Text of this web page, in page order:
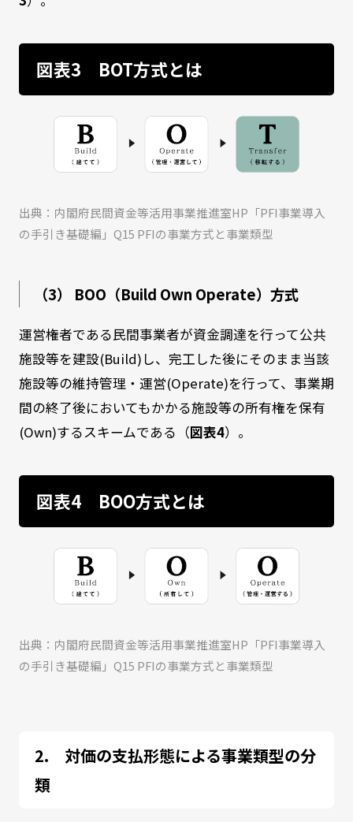
図表3 BOT方式とは
出典：内閣府民間資金等活用事業推進室HP「PFI事業導入
の手引き基礎編」Q15 PFIの事業方式と事業類型
（3） BOO（Build Own Operate）方式
運営権者である民間事業者が資金調達を行って公共
施設等を建設(Build)し、完工した後にそのまま当該
施設等の維持管理・運営(Operate)を行って、事業期
間の終了後においてもかかる施設等の所有権を保有
(Own)するスキームである（図表4）。
図表4 BOO方式とは
出典：内閣府民間資金等活用事業推進室HP「PFI事業導入
の手引き基礎編」Q15 PFIの事業方式と事業類型
対価の支払形態による事業類型の分
類